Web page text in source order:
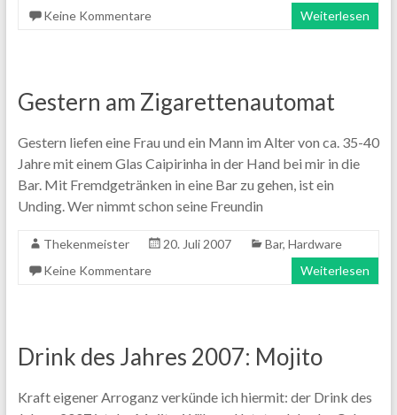
Keine Kommentare
Weiterlesen
Gestern am Zigarettenautomat
Gestern liefen eine Frau und ein Mann im Alter von ca. 35-40
Jahre mit einem Glas Caipirinha in der Hand bei mir in die
Bar. Mit Fremdgetränken in eine Bar zu gehen, ist ein
Unding. Wer nimmt schon seine Freundin
Thekenmeister 20. Juli 2007 Bar, Hardware
Keine Kommentare
Weiterlesen
Drink des Jahres 2007: Mojito
Kraft eigener Arroganz verkünde ich hiermit: der Drink des